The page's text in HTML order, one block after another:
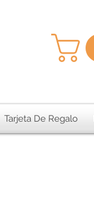
Tarjeta De Regalo